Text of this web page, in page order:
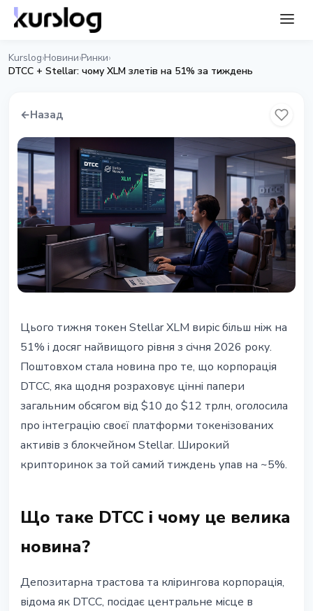
Kurslog›Новини›Ринки›
DTCC + Stellar: чому XLM злетів на 51% за тиждень
←Назад
DTCC + Stellar: чому XLM злетів
на 51% за тиждень
30 травня 2026 р. 3 хв читання
Наталія Дорофєєва
Цього тижня токен Stellar XLM виріс більш ніж на
51% і досяг найвищого рівня з січня 2026 року.
Поштовхом стала новина про те, що корпорація
DTCC, яка щодня розраховує цінні папери
загальним обсягом від $10 до $12 трлн, оголосила
про інтеграцію своєї платформи токенізованих
активів з блокчейном Stellar. Широкий
крипторинок за той самий тиждень упав на ~5%.
Що таке DTCC і чому це велика
новина?
Депозитарна трастова та клірингова корпорація,
відома як DTCC, посідає центральне місце в